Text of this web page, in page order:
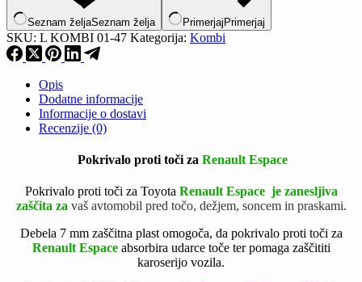
Seznam željaSeznam želja Primerjaj Primerjaj
SKU: L KOMBI 01-47 Kategorija: Kombi
Opis
Dodatne informacije
Informacije o dostavi
Recenzije (0)
Pokrivalo proti toči za Renault Espace
Pokrivalo proti toči za Toyota Renault Espace je zanesljiva
zaščita za vaš avtomobil pred točo, dežjem, soncem in praskami.
Debela 7 mm zaščitna plast omogoča, da pokrivalo proti toči za
Renault Espaceabsorbira udarce toče ter pomaga zaščititi
karoserijo vozila.